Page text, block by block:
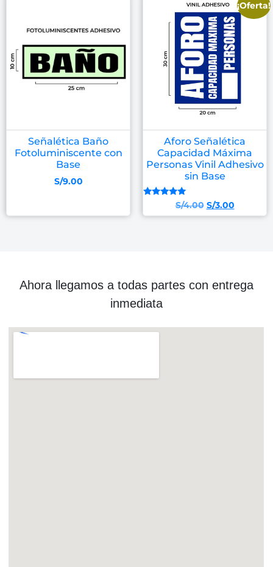
Señalética Baño
Fotoluminiscente con
Base
S/9.00
¡Oferta!
Aforo Señalética
Capacidad Máxima
Personas Vinil Adhesivo
sin Base
Valorado
5.00
S/4.00 S/3.00
Ahora llegamos a todas partes con entrega
inmediata